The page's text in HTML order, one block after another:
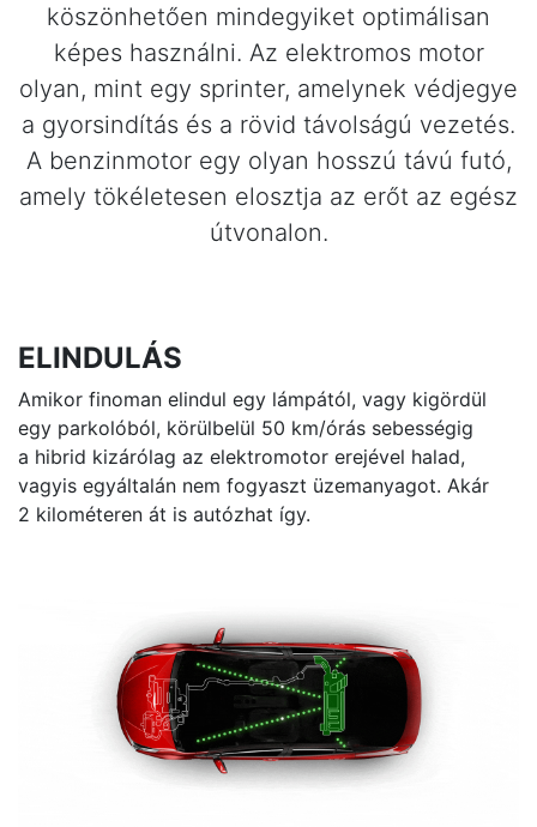
köszönhetően mindegyiket optimálisan
képes használni. Az elektromos motor
olyan, mint egy sprinter, amelynek védjegye
a gyorsindítás és a rövid távolságú vezetés.
A benzinmotor egy olyan hosszú távú futó,
amely tökéletesen elosztja az erőt az egész
útvonalon.
ELINDULÁS
Amikor finoman elindul egy lámpától, vagy kigördül
egy parkolóból, körülbelül 50 km/órás sebességig
a hibrid kizárólag az elektromotor erejével halad,
vagyis egyáltalán nem fogyaszt üzemanyagot. Akár
2 kilométeren át is autózhat így.